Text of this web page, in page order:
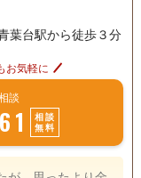
葉台駅から徒歩３分
お気軽に
談
相談
無料